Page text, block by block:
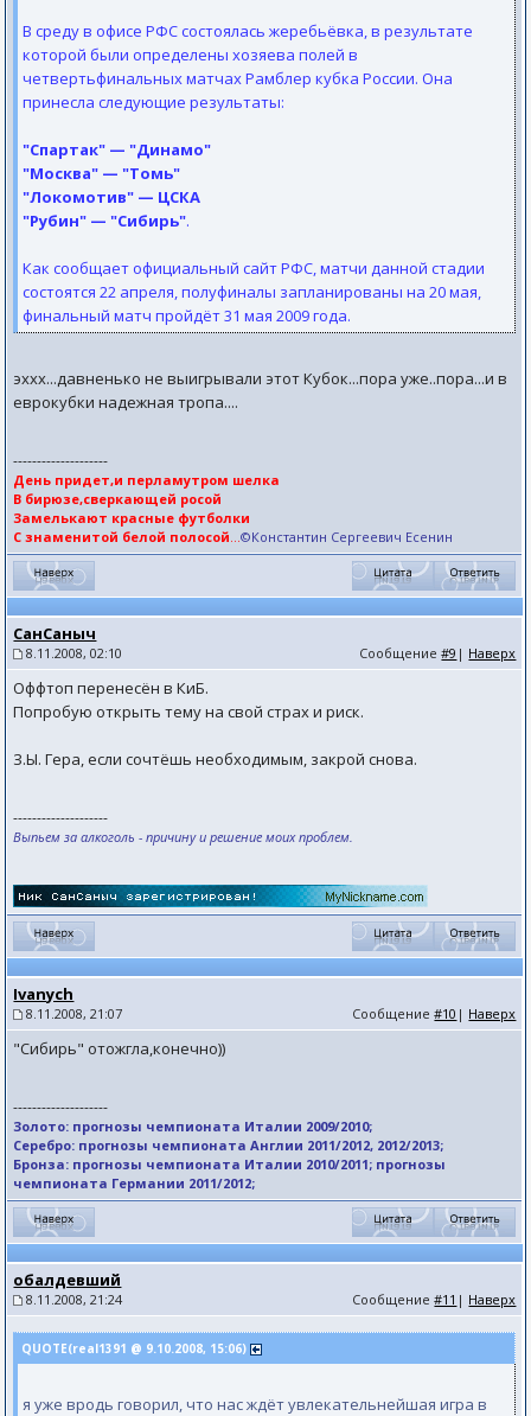
В среду в офисе РФС состоялась жеребьёвка, в результате
которой были определены хозяева полей в
четвертьфинальных матчах Рамблер кубка России. Она
принесла следующие результаты:
"Спартак" — "Динамо"
"Москва" — "Томь"
"Локомотив" — ЦСКА
"Рубин" — "Сибирь".
Как сообщает официальный сайт РФС, матчи данной стадии
состоятся 22 апреля, полуфиналы запланированы на 20 мая,
финальный матч пройдёт 31 мая 2009 года.
эххх...давненько не выигрывали этот Кубок...пора уже..пора...и в
еврокубки надежная тропа....
--------------------
День придет,и перламутром шелка
В бирюзе,сверкающей росой
Замелькают красные футболки
С знаменитой белой полосой...©Константин Сергеевич Есенин
СанСаныч
8.11.2008, 02:10 Сообщение#9 | Наверх
Оффтоп перенесён в КиБ.
Попробую открыть тему на свой страх и риск.
З.Ы. Гера, если сочтёшь необходимым, закрой снова.
--------------------
Выпьем за алкоголь - причину и решение моих проблем.
Ivanych
8.11.2008, 21:07 Сообщение#10 | Наверх
"Сибирь" отожгла,конечно))
--------------------
Золото: прогнозы чемпионата Италии 2009/2010;
Серебро: прогнозы чемпионата Англии 2011/2012, 2012/2013;
Бронза: прогнозы чемпионата Италии 2010/2011; прогнозы
чемпионата Германии 2011/2012;
обалдевший
8.11.2008, 21:24 Сообщение#11 | Наверх
QUOTE(real1391 @ 9.10.2008, 15:06)
я уже вродь говорил, что нас ждёт увлекательнейшая игра в